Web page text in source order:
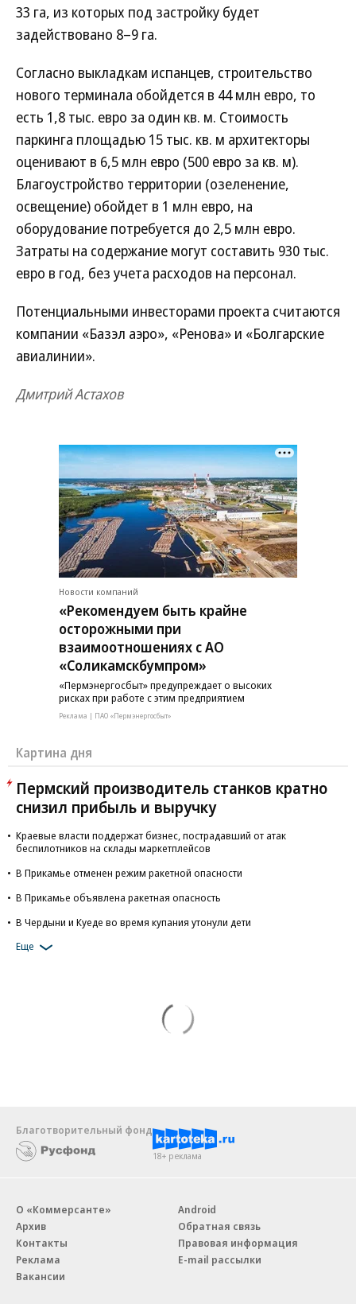
33 га, из которых под застройку будет
задействовано 8–9 га.
Согласно выкладкам испанцев, строительство
нового терминала обойдется в 44 млн евро, то
есть 1,8 тыс. евро за один кв. м. Стоимость
паркинга площадью 15 тыс. кв. м архитекторы
оценивают в 6,5 млн евро (500 евро за кв. м).
Благоустройство территории (озеленение,
освещение) обойдет в 1 млн евро, на
оборудование потребуется до 2,5 млн евро.
Затраты на содержание могут составить 930 тыс.
евро в год, без учета расходов на персонал.
Потенциальными инвесторами проекта считаются
компании «Базэл аэро», «Ренова» и «Болгарские
авиалинии».
Дмитрий Астахов
Новости компаний
«Рекомендуем быть крайне
осторожными при
взаимоотношениях с АО
«Соликамскбумпром»
«Пермэнергосбыт» предупреждает о высоких
рисках при работе с этим предприятием
Реклама | ПАО «Пермэнергосбыт»
Картина дня
Пермский производитель станков кратно
снизил прибыль и выручку
Краевые власти поддержат бизнес, пострадавший от атак
беспилотников на склады маркетплейсов
В Прикамье отменен режим ракетной опасности
В Прикамье объявлена ракетная опасность
В Чердыни и Куеде во время купания утонули дети
Еще
Благотворительный фонд
18+ реклама
О «Коммерсанте»
Архив
Контакты
Реклама
Вакансии
Android
Обратная связь
Правовая информация
E-mail рассылки